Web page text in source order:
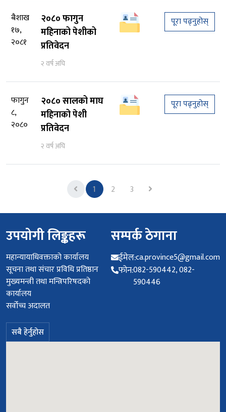
बैशाख
१७,
२०८१
२०८० फागुन
महिनाको पेशीको
प्रतिवेदन
२ वर्ष अघि
पूरा पढ्नुहोस्
फागुन
८,
२०८०
२०८० सालको माघ
महिनाको पेशी
प्रतिवेदन
२ वर्ष अघि
पूरा पढ्नुहोस्
Previous
1 2 3
उपयोगी लिङ्कहरू
महान्यायाधिवक्ताको कार्यालय
सूचना तथा संचार प्रविधि प्रतिष्ठान
मुख्यमन्त्री तथा मन्त्रिपरिषदको
कार्यालय
सर्वोच्च अदालत
सबै हेर्नुहोस
सम्पर्क ठेगाना
ईमेल:ca.province5@gmail.com
फोन:082-590442, 082-
590446